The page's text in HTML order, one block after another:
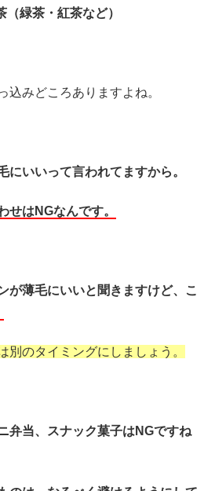
緑茶・紅茶など）
みどころありますよね。
にいいって言われてますから。
せはNGなんです。
が薄毛にいいと聞きますけど、こ
別のタイミングにしましょう。
弁当、スナック菓子はNGですね